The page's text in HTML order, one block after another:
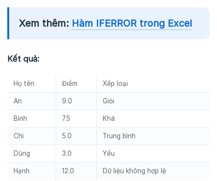
Xem thêm: Hàm IFERROR trong Excel
Kết quả:
Họ tên Điểm Xếp loại
An 9.0 Giỏi
Bình 7.5 Khá
Chi 5.0 Trung bình
Dũng 3.0 Yếu
Hạnh 12.0 Dữ liệu không hợp lệ